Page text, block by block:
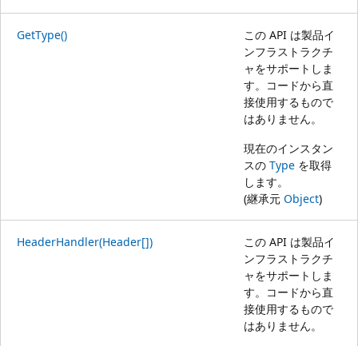
GetType()
この API は製品イ
ンフラストラクチ
ャをサポートしま
す。コードから直
接使用するもので
はありません。
現在のインスタン
スの Type を取得
します。
(継承元 Object)
HeaderHandler(Header[])
この API は製品イ
ンフラストラクチ
ャをサポートしま
す。コードから直
接使用するもので
はありません。